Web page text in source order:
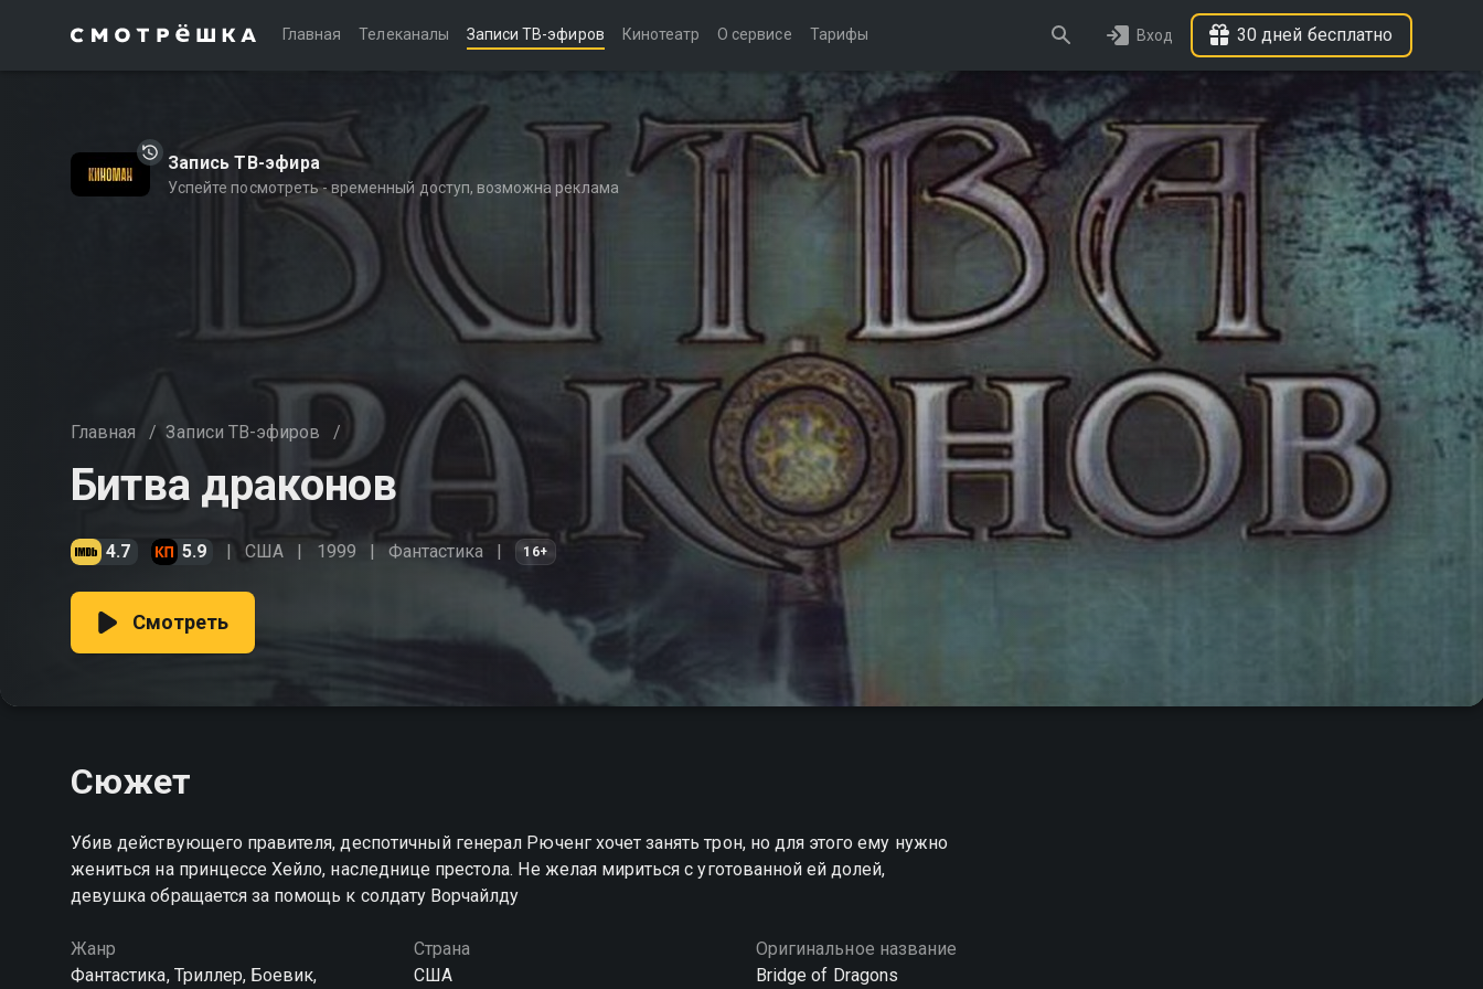
Главная Телеканалы Записи ТВ-эфиров Кинотеатр О сервисе Тарифы Вход 30 дней бесплатно
Запись ТВ-эфира
Успейте посмотреть - временный доступ, возможна реклама
Главная / Записи ТВ-эфиров /
Битва драконов
4.7 5.9 США 1999 Фантастика 16+
Смотреть
Сюжет
Убив действующего правителя, деспотичный генерал Рюченг хочет занять трон, но для этого ему нужно
жениться на принцессе Хейло, наследнице престола. Не желая мириться с уготованной ей долей,
девушка обращается за помощь к солдату Ворчайлду
Жанр
Фантастика, Триллер, Боевик,
Страна
США
Оригинальное название
Bridge of Dragons